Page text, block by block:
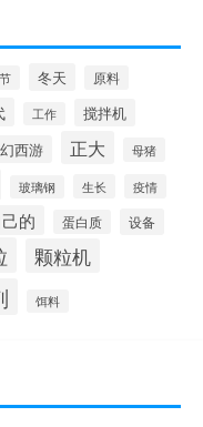
冬天 原料
工作 搅拌机
西游 正大 母猪
玻璃钢 生长 疫情
的 蛋白质 设备
颗粒机
饵料